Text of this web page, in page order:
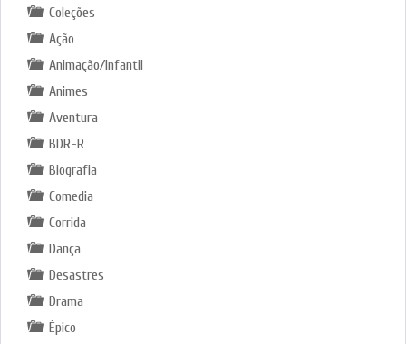
Coleções
Ação
Animação/Infantil
Animes
Aventura
BDR-R
Biografia
Comedia
Corrida
Dança
Desastres
Drama
Épico